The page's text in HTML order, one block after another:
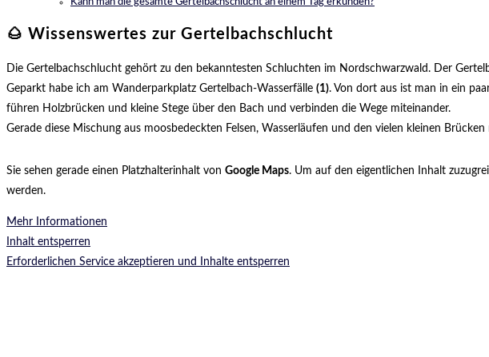
🌰 Wissenswertes zur Gertelbachschlucht
Die Gertelbachschlucht gehört zu den bekanntesten Schluchten im Nordschwarzwald. Der
Geparkt habe ich am Wanderparkplatz Gertelbach-Wasserfälle (1). Von dort aus ist man in ein
führen Holzbrücken und kleine Stege über den Bach und verbinden die Wege miteinander.
Gerade diese Mischung aus moosbedeckten Felsen, Wasserläufen und den vielen kleinen
Sie sehen gerade einen Platzhalterinhalt von Google Maps. Um auf den eigentlichen Inhalt
werden.
Mehr Informationen
Inhalt entsperren
Erforderlichen Service akzeptieren und Inhalte entsperren